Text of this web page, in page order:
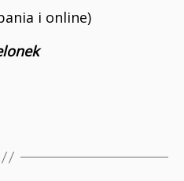
i online)